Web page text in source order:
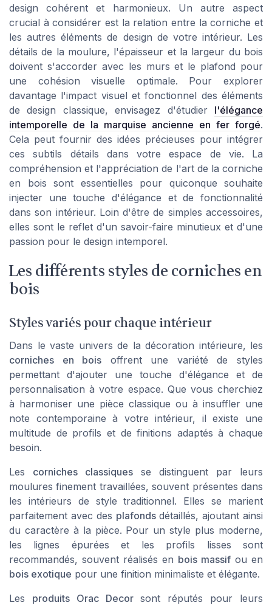
design cohérent et harmonieux. Un autre aspect
crucial à considérer est la relation entre la corniche et
les autres éléments de design de votre intérieur. Les
détails de la moulure, l'épaisseur et la largeur du bois
doivent s'accorder avec les murs et le plafond pour
une cohésion visuelle optimale. Pour explorer
davantage l'impact visuel et fonctionnel des éléments
de design classique, envisagez d'étudier l'élégance
intemporelle de la marquise ancienne en fer forgé.
Cela peut fournir des idées précieuses pour intégrer
ces subtils détails dans votre espace de vie. La
compréhension et l'appréciation de l'art de la corniche
en bois sont essentielles pour quiconque souhaite
injecter une touche d'élégance et de fonctionnalité
dans son intérieur. Loin d'être de simples accessoires,
elles sont le reflet d'un savoir-faire minutieux et d'une
passion pour le design intemporel.
Les différents styles de corniches en
bois
Styles variés pour chaque intérieur
Dans le vaste univers de la décoration intérieure, les
corniches en bois offrent une variété de styles
permettant d'ajouter une touche d'élégance et de
personnalisation à votre espace. Que vous cherchiez
à harmoniser une pièce classique ou à insuffler une
note contemporaine à votre intérieur, il existe une
multitude de profils et de finitions adaptés à chaque
besoin.
Les corniches classiques se distinguent par leurs
moulures finement travaillées, souvent présentes dans
les intérieurs de style traditionnel. Elles se marient
parfaitement avec des plafondsdétaillés, ajoutant ainsi
du caractère à la pièce. Pour un style plus moderne,
les lignes épurées et les profils lisses sont
recommandés, souvent réalisés en bois massif ou en
bois exotique pour une finition minimaliste et élégante.
Les produits Orac Decorsont réputés pour leurs